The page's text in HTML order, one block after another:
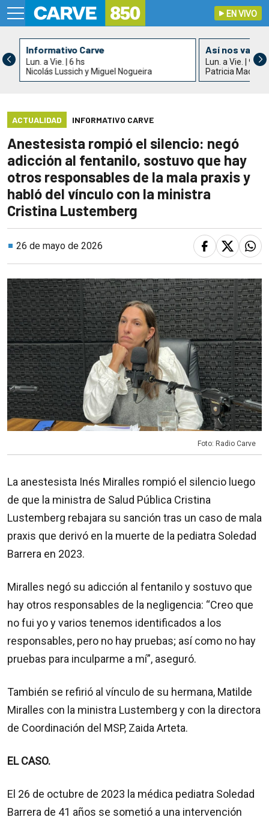
EN VIVO
Informativo Carve
Lun. a Vie. | 6 hs
Nicolás Lussich y Miguel Nogueira
Así nos va
Lun. a Vie. | 9 hs
Patricia Madrid
ACTUALIDAD INFORMATIVO CARVE
Anestesista rompió el silencio: negó
adicción al fentanilo, sostuvo que hay
otros responsables de la mala praxis y
habló del vínculo con la ministra
Cristina Lustemberg
26 de mayo de 2026
Foto: Radio Carve
La anestesista Inés Miralles rompió el silencio luego
de que la ministra de Salud Pública Cristina
Lustemberg rebajara su sanción tras un caso de mala
praxis que derivó en la muerte de la pediatra Soledad
Barrera en 2023.
Miralles negó su adicción al fentanilo y sostuvo que
hay otros responsables de la negligencia: “Creo que
no fui yo y varios tenemos identificados a los
responsables, pero no hay pruebas; así como no hay
pruebas para inculparme a mí”, aseguró.
También se refirió al vínculo de su hermana, Matilde
Miralles con la ministra Lustemberg y con la directora
de Coordinación del MSP, Zaida Arteta.
EL CASO.
El 26 de octubre de 2023 la médica pediatra Soledad
Barrera de 41 años se sometió a una intervención